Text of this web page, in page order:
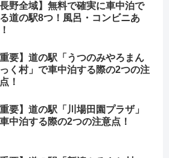
長野全域】無料で確実に車中泊で
道の駅8つ！風呂・コンビニあ
重要】道の駅「うつのみやろまん
く村」で車中泊する際の2つの注
！
重要】道の駅「川場田園プラザ」
中泊する際の2つの注意点！